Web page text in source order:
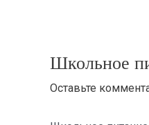
Школьное
Оставьте